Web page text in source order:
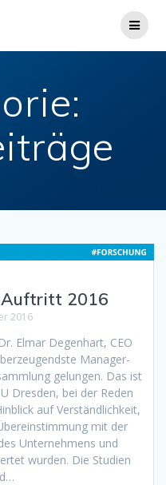
Auftritt 2016
2016
Elmar Degenhart, CEO
Manager-
gelungen. Das ist
Dresden, bei der Reden
auf Verständlichkeit,
mit der
Unternehmens und
wurden. Die Studien